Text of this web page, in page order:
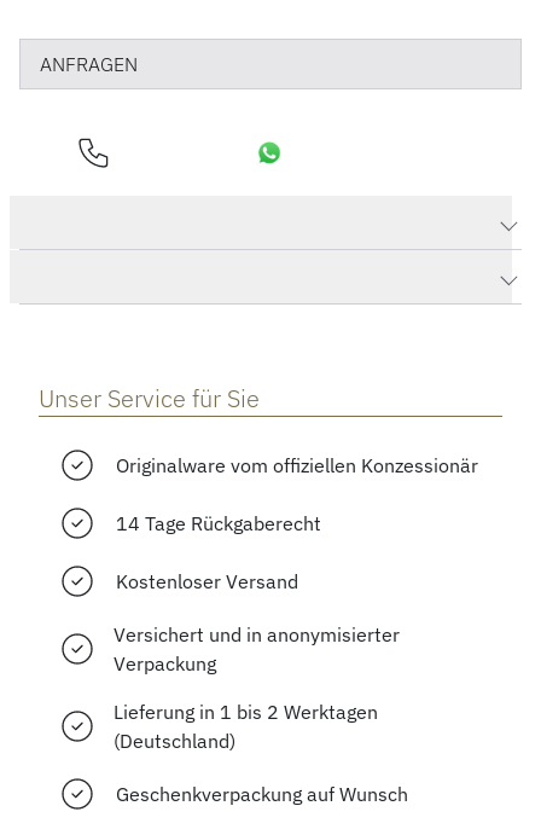
ANFRAGEN
Unser Service für Sie
Originalware vom offiziellen Konzessionär
14 Tage Rückgaberecht
Kostenloser Versand
Versichert und in anonymisierter
Verpackung
Lieferung in 1 bis 2 Werktagen
(Deutschland)
Geschenkverpackung auf Wunsch